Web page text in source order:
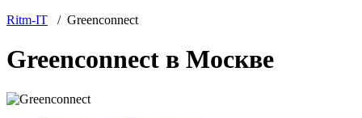
Ritm-IT / Greenconnect
Greenconnect в Москве